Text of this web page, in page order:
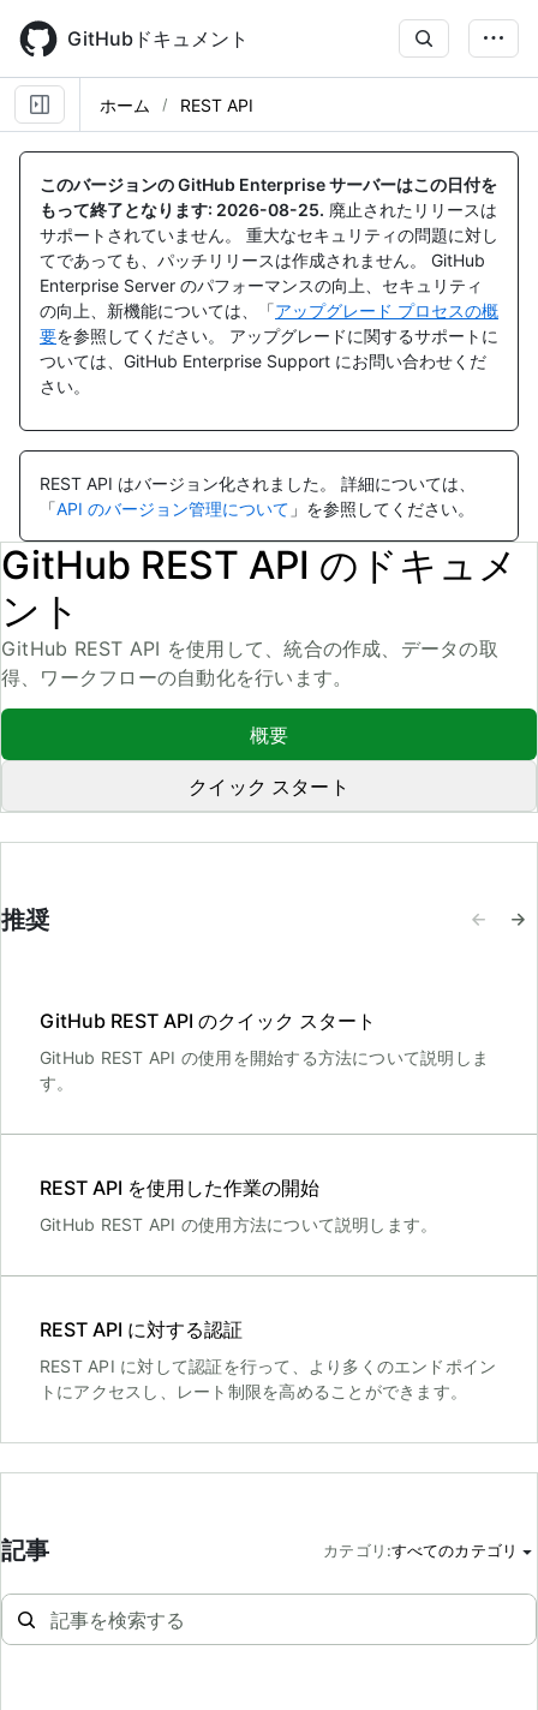
main
content
GitHubドキュメント
ホーム REST API
このバージョンの GitHub Enterprise サーバーはこの日付を
もって終了となります: 2026-08-25. 廃止されたリリースは
サポートされていません。 重大なセキュリティの問題に対し
てであっても、パッチリリースは作成されません。 GitHub
Enterprise Server のパフォーマンスの向上、セキュリティ
の向上、新機能については、「アップグレード プロセスの概
要を参照してください。 アップグレードに関するサポートに
ついては、GitHub Enterprise Support にお問い合わせくだ
さい。
REST API はバージョン化されました。
詳細については、
「API のバージョン管理について 」を参照してください。
GitHub REST API のドキュメ
ント
GitHub REST API を使用して、統合の作成、データの取
得、ワークフローの自動化を行います。
概要
クイック スタート
推奨
GitHub REST API のクイック スタート
GitHub REST API の使用を開始する方法について説明しま
す。
REST API を使用した作業の開始
GitHub REST API の使用方法について説明します。
REST API に対する認証
REST API に対して認証を行って、より多くのエンドポイン
トにアクセスし、レート制限を高めることができます。
記事 カテゴリ :すべてのカテゴリ